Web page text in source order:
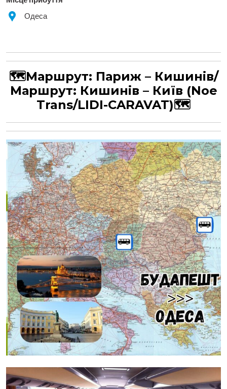
Одеса
🗺Маршрут: Париж – Кишинів/
Маршрут: Кишинів – Київ (Noe
Trans/LIDI-CARAVAT)🗺